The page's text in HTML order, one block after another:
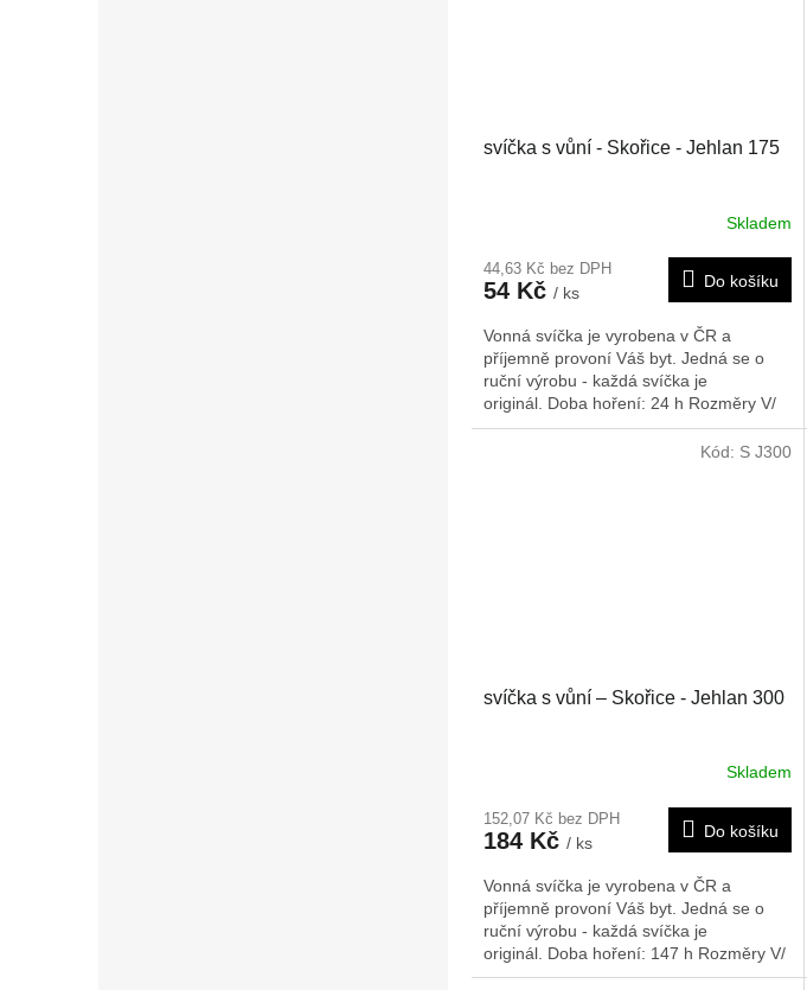
svíčka s vůní - Skořice - Jehlan 175
Skladem
44,63 Kč bez DPH
54 Kč / ks
Do košíku
Vonná svíčka je vyrobena v ČR a
příjemně provoní Váš byt. Jedná se o
ruční výrobu - každá svíčka je
originál. Doba hoření: 24 h Rozměry V/
Š/H: 175/40/40 mm
svíčka s vůní – Skořice - Jehlan 300
Skladem
152,07 Kč bez DPH
184 Kč / ks
Do košíku
Vonná svíčka je vyrobena v ČR a
příjemně provoní Váš byt. Jedná se o
ruční výrobu - každá svíčka je
originál. Doba hoření: 147 h Rozměry V/
Š/H: 300/90/90 mm
Kód: S J300